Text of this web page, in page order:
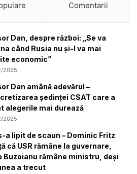
Comentarii
Dan, despre război: „Se va
când Rusia nu și-l va mai
economic”
2025
Dan amână adevărul –
ședinței CSAT care a
alegerile mai durează
2025
a lipit de scaun – Dominic Fritz
că USR rămâne la guvernare,
Buzoianu rămâne ministru, deși
a trecut